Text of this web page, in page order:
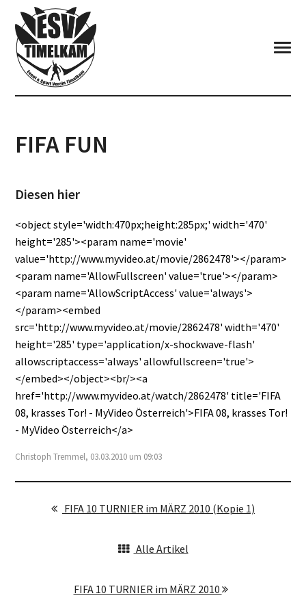
FIFA FUN
Diesen hier
<object style='width:470px;height:285px;' width='470'
height='285'><param name='movie'
value='http://www.myvideo.at/movie/2862478'></param>
<param name='AllowFullscreen' value='true'></param>
<param name='AllowScriptAccess' value='always'>
</param><embed
src='http://www.myvideo.at/movie/2862478' width='470'
height='285' type='application/x-shockwave-flash'
allowscriptaccess='always' allowfullscreen='true'>
</embed></object><br/><a
href='http://www.myvideo.at/watch/2862478' title='FIFA
08, krasses Tor! - MyVideo Österreich'>FIFA 08, krasses Tor!
- MyVideo Österreich</a>
Christoph Tremmel, 03.03.2010 um 09:03
FIFA 10 TURNIER im MÄRZ 2010 (Kopie 1)
Alle Artikel
FIFA 10 TURNIER im MÄRZ 2010